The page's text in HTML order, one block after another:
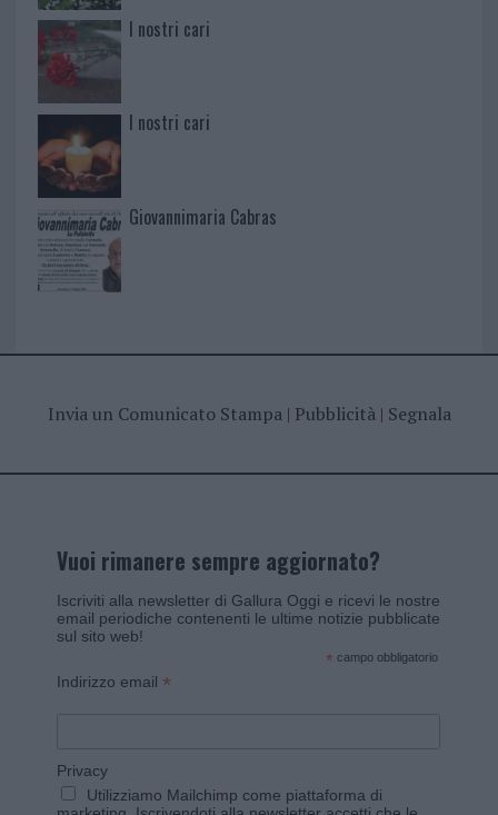
I nostri cari
I nostri cari
Giovannimaria Cabras
Invia un Comunicato Stampa| Pubblicità| Segnala
Vuoi rimanere sempre aggiornato?
Iscriviti alla newsletter di Gallura Oggi e ricevi le nostre
email periodiche contenenti le ultime notizie pubblicate
sul sito web!
* campo obbligatorio
Indirizzo email *
Privacy
Utilizziamo Mailchimp come piattaforma di